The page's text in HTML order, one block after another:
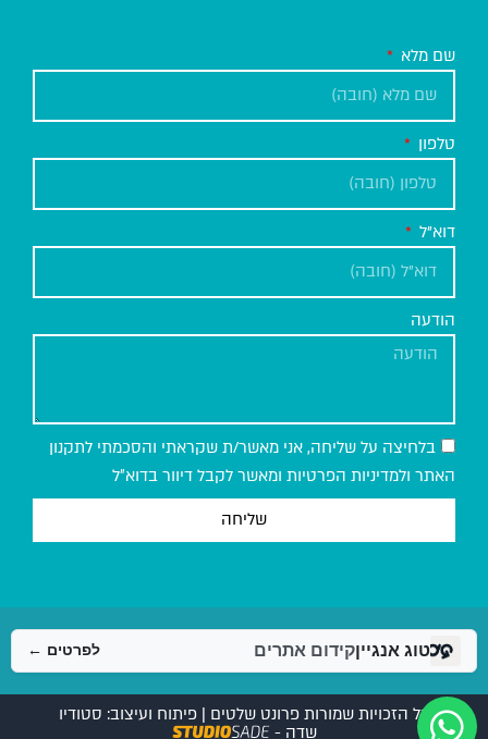
שם מלא
טלפון
דוא"ל
הודעה
בלחיצה על שליחה, אני מאשר/ת שקראתי והסכמתי לתקנון
האתר ולמדיניות הפרטיות ומאשר לקבל דיוור בדוא״ל
שליחה
טוג אנגייןקידום אתרים לפרטים ←
כל הזכויות שמורות פרונט שלטים | פיתוח ועיצוב: סטודיו
שדה -